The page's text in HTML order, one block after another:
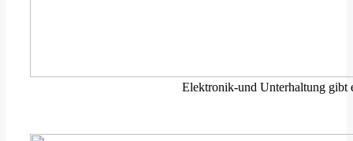
Elektronik-und Unterhaltung gibt